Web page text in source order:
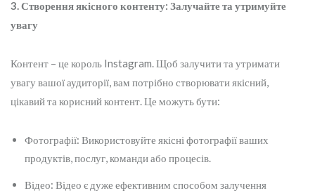
3. Створення якісного контенту: Залучайте та утримуйте
увагу
Контент – це король Instagram. Щоб залучити та утримати
увагу вашої аудиторії, вам потрібно створювати якісний,
цікавий та корисний контент. Це можуть бути:
Фотографії: Використовуйте якісні фотографії ваших
продуктів, послуг, команди або процесів.
Відео: Відео є дуже ефективним способом залучення